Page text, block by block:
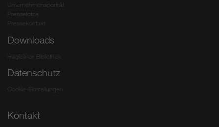
Unternehmensporträt
Pressefotos
Pressekontakt
Downloads
Hagleitner Bibliothek
Datenschutz
Cookie-Einstellungen
Kontakt